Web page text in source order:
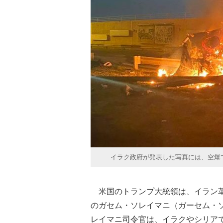
イラク政府が発表した写真には、空
米国のトランプ大統領は、イラン
のガセム・ソレイマニ（ガーセム・
レイマニ司令官は、イラクやシリ